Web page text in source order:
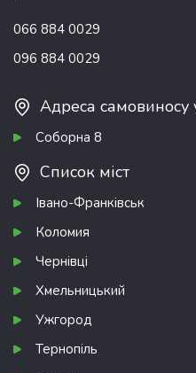
066 884 0029
096 884 0029
Адреса самовиносу
Соборна 8
Список міст
Івано-Франківськ
Коломия
Чернівці
Хмельницький
Ужгород
Тернопіль